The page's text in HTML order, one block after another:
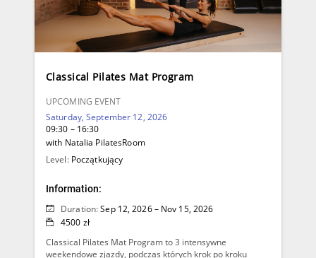
Classical Pilates Mat Program
UPCOMING EVENT
Saturday, September 12, 2026
09:30 – 16:30
with Natalia PilatesRoom
Level:Początkujący
Information:
Duration: Sep 12, 2026 – Nov 15, 2026
4500 zł
Classical Pilates Mat Program to 3 intensywne
weekendowe zjazdy, podczas których krok po kroku